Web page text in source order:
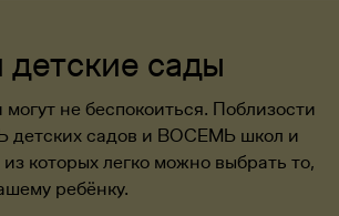
сады
не беспокоиться. Поблизости
детских садов и ВОСЕМЬ школ и
которых легко можно выбрать то,
ребёнку.